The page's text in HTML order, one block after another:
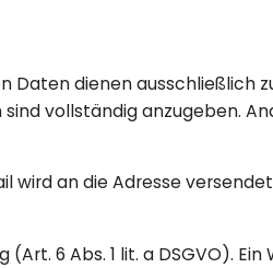
Daten dienen ausschließlich
vollständig anzugeben.
wird an die Adresse
6 Abs. 1 lit. a DSGVO). Ein